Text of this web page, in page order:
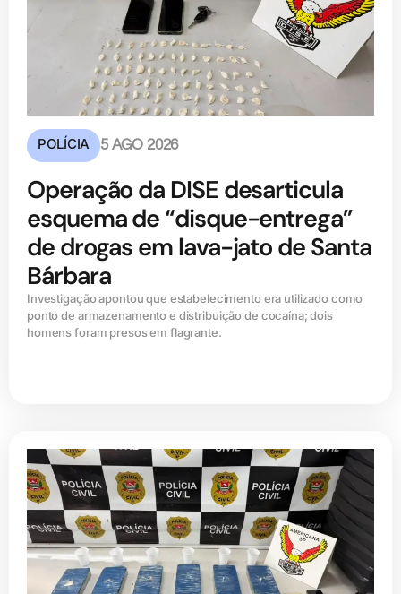
POLÍCIA 5 AGO 2026
Operação da DISE desarticula
esquema de “disque-entrega”
de drogas em lava-jato de Santa
Bárbara
Investigação apontou que estabelecimento era utilizado como
ponto de armazenamento e distribuição de cocaína; dois
homens foram presos em flagrante.